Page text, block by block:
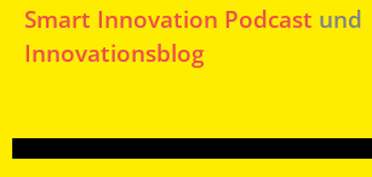
Smart Innovation Podcast und
Innovationsblog